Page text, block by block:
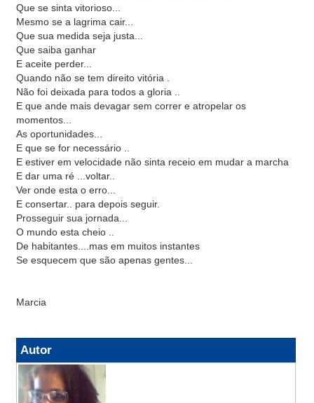
Que se sinta vitorioso...
Mesmo se a lagrima cair...
Que sua medida seja justa...
Que saiba ganhar
E aceite perder...
Quando não se tem direito vitória .
Não foi deixada para todos a gloria ..
E que ande mais devagar sem correr e atropelar os
momentos...
As oportunidades...
E que se for necessário ..
E estiver em velocidade não sinta receio em mudar a marcha
E dar uma ré ...voltar..
Ver onde esta o erro...
E consertar.. para depois seguir.
Prosseguir sua jornada...
O mundo esta cheio ..
De habitantes....mas em muitos instantes
Se esquecem que são apenas gentes...
Marcia
Autor